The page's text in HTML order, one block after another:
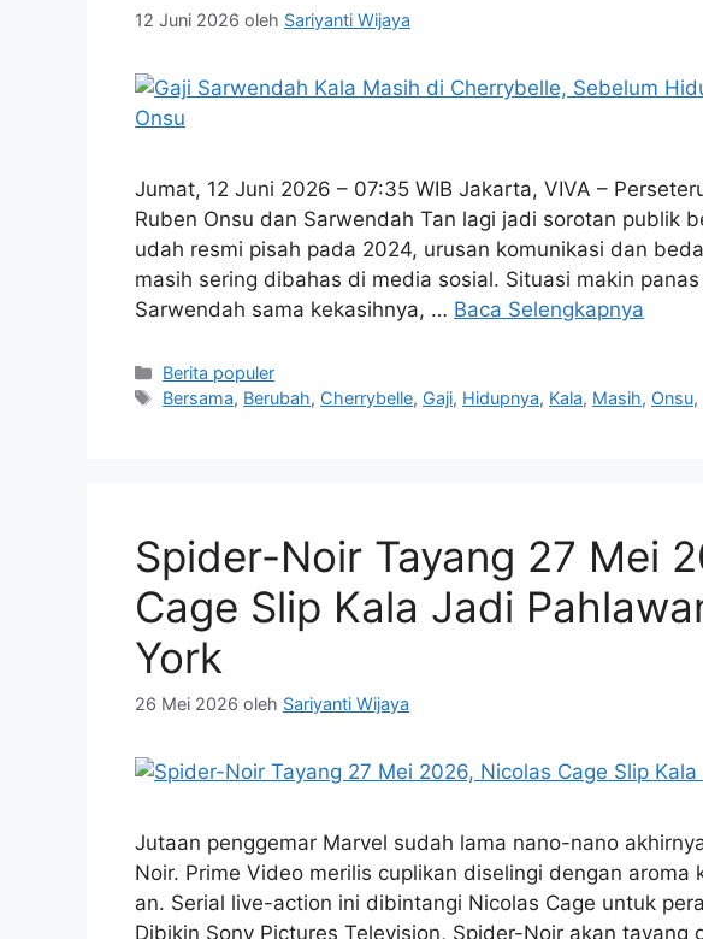
12 Juni 2026 oleh Sariyanti Wijaya
Jumat, 12 Juni 2026 – 07:35 WIB Jakarta, VIVA –
Ruben Onsu dan Sarwendah Tan lagi jadi sorotan publik
udah resmi pisah pada 2024, urusan komunikasi dan
masih sering dibahas di media sosial. Situasi makin
Sarwendah sama kekasihnya, … Baca Selengkapnya
Kategori
Berita populer
Tag
Bersama, Berubah, Cherrybelle, Gaji, Hidupnya, Kala, Masih, Onsu,
Spider-Noir Tayang 27 Mei
Cage Slip Kala Jadi
York
26 Mei 2026 oleh Sariyanti Wijaya
Jutaan penggemar Marvel sudah lama nano-nano
Noir. Prime Video merilis cuplikan diselingi dengan
an. Serial live-action ini dibintangi Nicolas Cage untuk
Dibikin Sony Pictures Television, Spider-Noir akan tayang